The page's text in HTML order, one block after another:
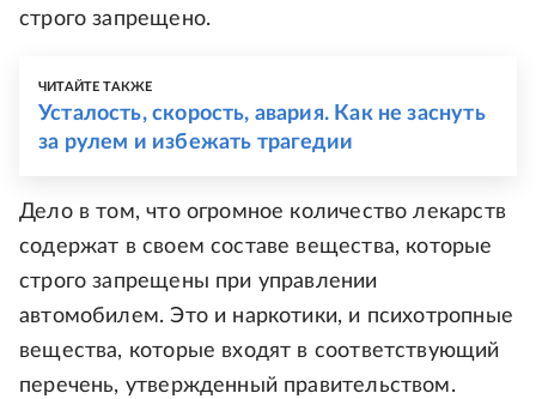
строго запрещено.
ЧИТАЙТЕ ТАКЖЕ
Усталость, скорость, авария. Как не заснуть
за рулем и избежать трагедии
Дело в том, что огромное количество лекарств
содержат в своем составе вещества, которые
строго запрещены при управлении
автомобилем. Это и наркотики, и психотропные
вещества, которые входят в соответствующий
перечень, утвержденный правительством.